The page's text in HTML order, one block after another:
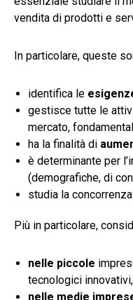
vendita di prodotti e
In particolare, queste
identifica le
gestisce tutte le
mercato,
ha la finalità di
è determinante per
(demografiche, di
studia la
Più in particolare,
nelle piccole
tecnologici
nelle medie